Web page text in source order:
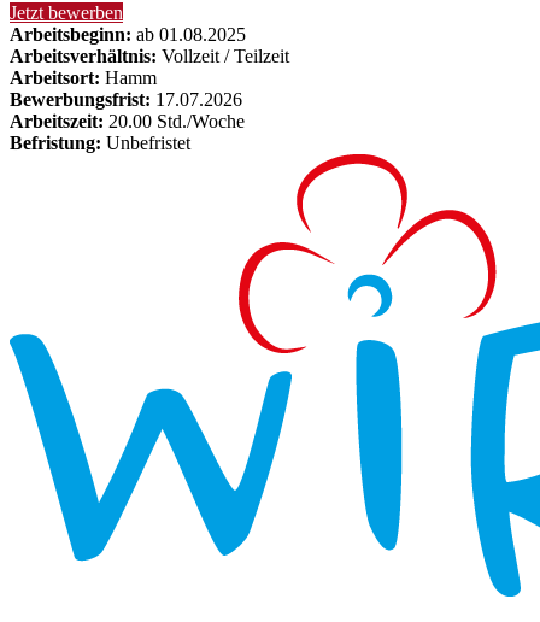
Jetzt bewerben
Arbeitsbeginn: ab 01.08.2025
Arbeitsverhältnis: Vollzeit / Teilzeit
Arbeitsort: Hamm
Bewerbungsfrist: 17.07.2026
Arbeitszeit: 20.00 Std./Woche
Befristung: Unbefristet